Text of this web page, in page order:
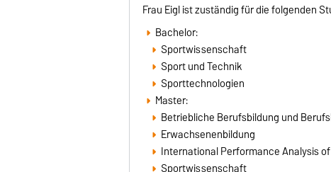
Frau Eigl ist zuständig für die folgenden
Bachelor:
Sportwissenschaft
Sport und Technik
Sporttechnologien
Master:
Betriebliche Berufsbildung und
Erwachsenenbildung
International Performance Analysis
Sportwissenschaft